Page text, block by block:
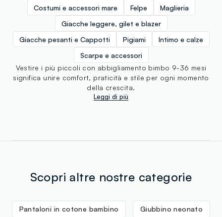
Costumi e accessori mare
Felpe
Maglieria
Giacche leggere, gilet e blazer
Giacche pesanti e Cappotti
Pigiami
Intimo e calze
Scarpe e accessori
Vestire i più piccoli con abbigliamento bimbo 9-36 mesi
significa unire comfort, praticità e stile per ogni momento
della crescita.
Leggi di più
Scopri altre nostre categorie
Pantaloni in cotone bambino Giubbino neonato